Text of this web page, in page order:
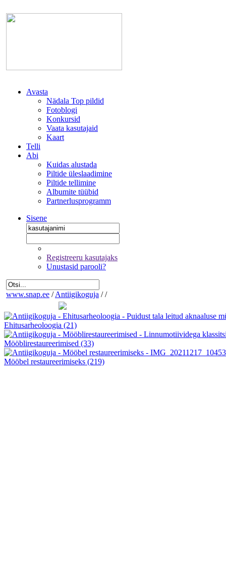
Avasta
Nädala Top pildid
Fotoblogi
Konkursid
Vaata kasutajaid
Kaart
Telli
Abi
Kuidas alustada
Piltide üleslaadimine
Piltide tellimine
Albumite tüübid
Partnerlusprogramm
Sisene
Registreeru kasutajaks
Unustasid parooli?
www.snap.ee / Antiigikoguja / /
Ehitusarheoloogia (21)
Mööblirestaureerimised (33)
Mööbel restaureerimiseks (219)